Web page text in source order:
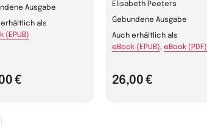
Ausgabe
€
erhältlich als
(EPUB)
Elisabeth Peeters
Gebundene Ausgabe
26,00 €
Auch erhältlich als
eBook (EPUB), eBook (PDF)